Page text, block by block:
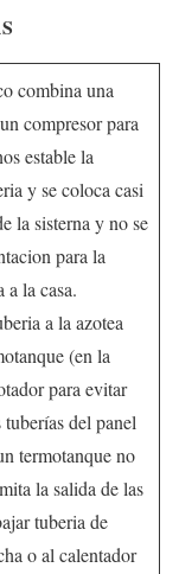
combina una
compresor para
estable la
y se coloca casi
la sisterna y no se
para la
la casa.
a la azotea
(en la
para evitar
del panel
termotanque no
la salida de las
tuberia de
o al calentador